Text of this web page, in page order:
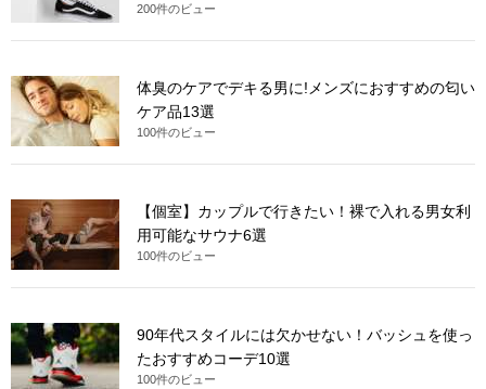
200件のビュー
体臭のケアでデキる男に!メンズにおすすめの匂い
ケア品13選
100件のビュー
【個室】カップルで行きたい！裸で入れる男女利
用可能なサウナ6選
100件のビュー
90年代スタイルには欠かせない！バッシュを使っ
たおすすめコーデ10選
100件のビュー